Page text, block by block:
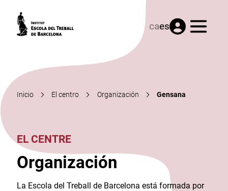
caes Menú
Inicio El centro Organización Gensana
EL CENTRE
Organización
La Escola del Treball de Barcelona está formada por